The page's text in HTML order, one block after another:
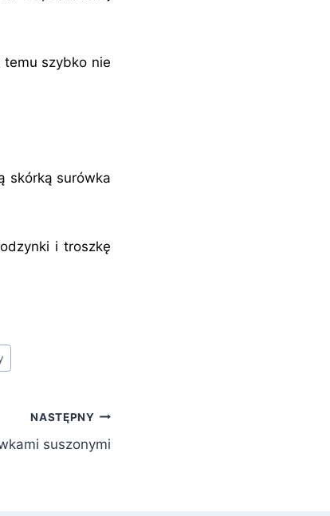
szybko nie
skórką surówka
i troszkę
NASTĘPNY
suszonymi